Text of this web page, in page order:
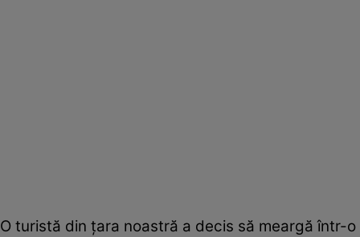
O turistă din țara noastră a decis să meargă într-